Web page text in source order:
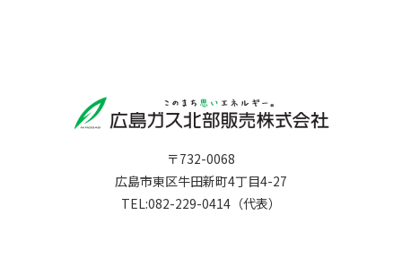
〒732-0068
広島市東区牛田新町4丁目4-27
TEL:082-229-0414（代表）